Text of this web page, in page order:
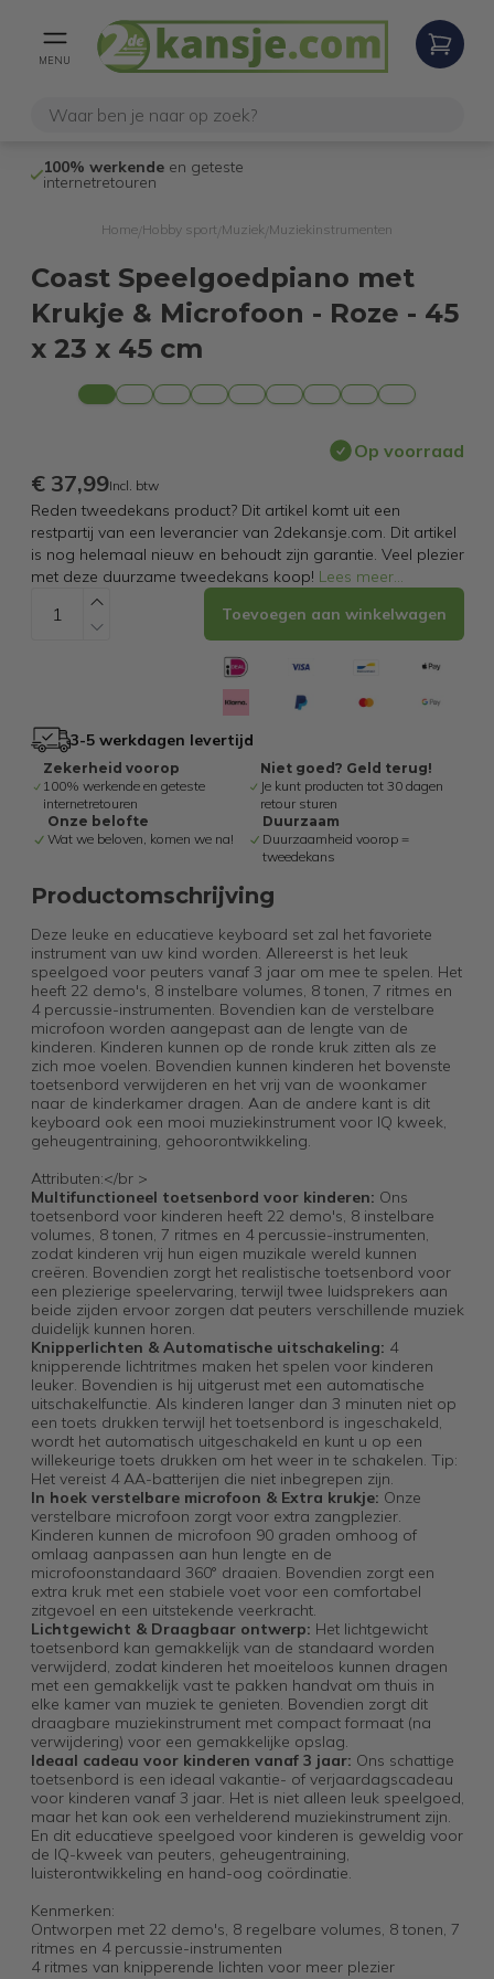
MENU
100% werkende en geteste
internetretouren
Home Hobby sport Muziek Muziekinstrumenten
Coast Speelgoedpiano met
Krukje & Microfoon - Roze - 45
x 23 x 45 cm
Op voorraad
€ 37,99Incl. btw
Reden tweedekans product? Dit artikel komt uit een
restpartij van een leverancier van 2dekansje.com. Dit artikel
is nog helemaal nieuw en behoudt zijn garantie. Veel plezier
met deze duurzame tweedekans koop! Lees meer...
Toevoegen aan winkelwagen
3-5 werkdagen levertijd
Zekerheid voorop
100% werkende en geteste
internetretouren
Niet goed? Geld terug!
Je kunt producten tot 30 dagen
retour sturen
Onze belofte
Wat we beloven, komen we na!
Duurzaam
Duurzaamheid voorop =
tweedekans
Productomschrijving
Deze leuke en educatieve keyboard set zal het favoriete
instrument van uw kind worden. Allereerst is het leuk
speelgoed voor peuters vanaf 3 jaar om mee te spelen. Het
heeft 22 demo's, 8 instelbare volumes, 8 tonen, 7 ritmes en
4 percussie-instrumenten. Bovendien kan de verstelbare
microfoon worden aangepast aan de lengte van de
kinderen. Kinderen kunnen op de ronde kruk zitten als ze
zich moe voelen. Bovendien kunnen kinderen het bovenste
toetsenbord verwijderen en het vrij van de woonkamer
naar de kinderkamer dragen. Aan de andere kant is dit
keyboard ook een mooi muziekinstrument voor IQ kweek,
geheugentraining, gehoorontwikkeling.
Attributen:</br >
Multifunctioneel toetsenbord voor kinderen: Ons
toetsenbord voor kinderen heeft 22 demo's, 8 instelbare
volumes, 8 tonen, 7 ritmes en 4 percussie-instrumenten,
zodat kinderen vrij hun eigen muzikale wereld kunnen
creëren. Bovendien zorgt het realistische toetsenbord voor
een plezierige speelervaring, terwijl twee luidsprekers aan
beide zijden ervoor zorgen dat peuters verschillende muziek
duidelijk kunnen horen.
Knipperlichten & Automatische uitschakeling: 4
knipperende lichtritmes maken het spelen voor kinderen
leuker. Bovendien is hij uitgerust met een automatische
uitschakelfunctie. Als kinderen langer dan 3 minuten niet op
een toets drukken terwijl het toetsenbord is ingeschakeld,
wordt het automatisch uitgeschakeld en kunt u op een
willekeurige toets drukken om het weer in te schakelen. Tip:
Het vereist 4 AA-batterijen die niet inbegrepen zijn.
In hoek verstelbare microfoon & Extra krukje: Onze
verstelbare microfoon zorgt voor extra zangplezier.
Kinderen kunnen de microfoon 90 graden omhoog of
omlaag aanpassen aan hun lengte en de
microfoonstandaard 360° draaien. Bovendien zorgt een
extra kruk met een stabiele voet voor een comfortabel
zitgevoel en een uitstekende veerkracht.
Lichtgewicht & Draagbaar ontwerp: Het lichtgewicht
toetsenbord kan gemakkelijk van de standaard worden
verwijderd, zodat kinderen het moeiteloos kunnen dragen
met een gemakkelijk vast te pakken handvat om thuis in
elke kamer van muziek te genieten. Bovendien zorgt dit
draagbare muziekinstrument met compact formaat (na
verwijdering) voor een gemakkelijke opslag.
Ideaal cadeau voor kinderen vanaf 3 jaar: Ons schattige
toetsenbord is een ideaal vakantie- of verjaardagscadeau
voor kinderen vanaf 3 jaar. Het is niet alleen leuk speelgoed,
maar het kan ook een verhelderend muziekinstrument zijn.
En dit educatieve speelgoed voor kinderen is geweldig voor
de IQ-kweek van peuters, geheugentraining,
luisterontwikkeling en hand-oog coördinatie.
Kenmerken:
Ontworpen met 22 demo's, 8 regelbare volumes, 8 tonen, 7
ritmes en 4 percussie-instrumenten
4 ritmes van knipperende lichten voor meer plezier